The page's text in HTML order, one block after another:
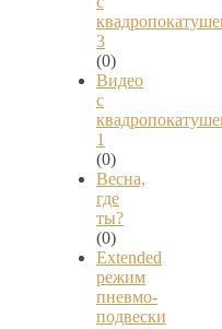
3
(0)
Видео
с
1
(0)
Весна,
где
ты?
(0)
Extended
режим
пневмо-
подвески